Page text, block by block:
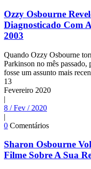
Ozzy Osbourne
Diagnosticado Com
2003
Quando Ozzy Osbourne
Parkinson no mês passado,
fosse um assunto mais
13
Fevereiro 2020
|
8 / Fev / 2020
|
0 Comentários
Sharon Osbourne
Filme Sobre A Sua